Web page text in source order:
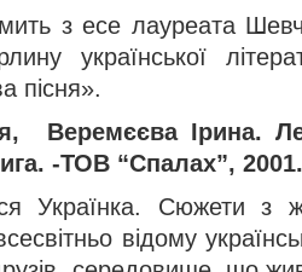
з есе лауреата
української
пісня».
Веремєєва Ірина.
-ТОВ “Спалах”, 2001.
Українка. Сюжети з
відому